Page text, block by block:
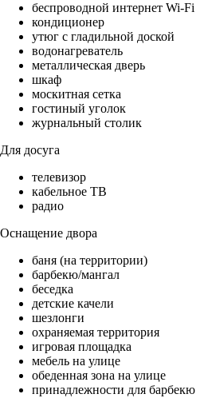
беспроводной интернет Wi-Fi
кондиционер
утюг с гладильной доской
водонагреватель
металлическая дверь
шкаф
москитная сетка
гостиный уголок
журнальный столик
Для досуга
телевизор
кабельное ТВ
радио
Оснащение двора
баня (на территории)
барбекю/мангал
беседка
детские качели
шезлонги
охраняемая территория
игровая площадка
мебель на улице
обеденная зона на улице
принадлежности для барбекю